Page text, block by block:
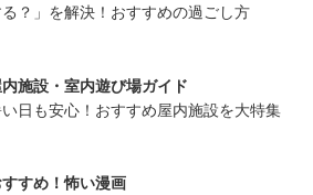
る？」を解決！おすすめの過ごし方
施設・室内遊び場ガイド
日も安心！おすすめ屋内施設を大特集
すめ！怖い漫画